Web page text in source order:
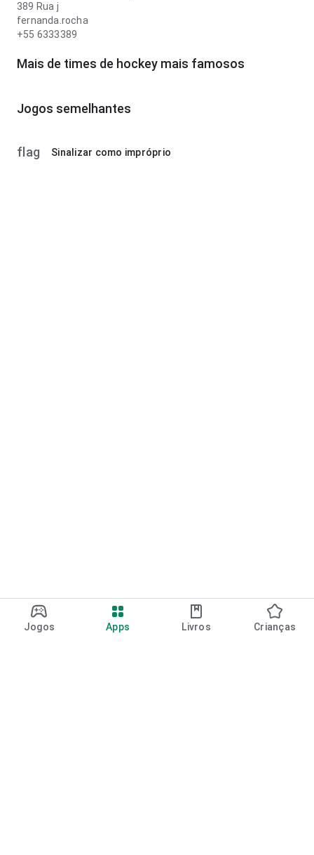
Jogos Apps Livros Crianças
389 Rua j
fernanda.rocha
+55 6333389
Mais de times de hockey mais famosos
Jogos semelhantes
flag Sinalizar como impróprio